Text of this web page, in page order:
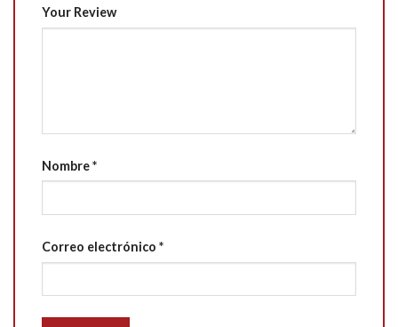
Your Review
Nombre*
Correo electrónico *